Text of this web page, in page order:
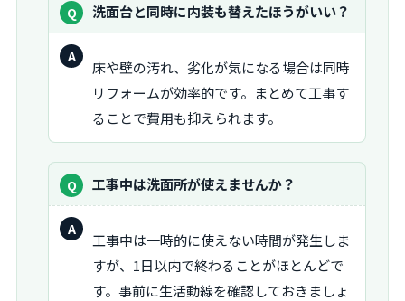
質
問：
洗面台と同時に内装も替えたほうがいい？
答：
床や壁の汚れ、劣化が気になる場合は同時
リフォームが効率的です。まとめて工事す
ることで費用も抑えられます。
質
問：
工事中は洗面所が使えませんか？
答：
工事中は一時的に使えない時間が発生しま
すが、1日以内で終わることがほとんどで
す。事前に生活動線を確認しておきましょ